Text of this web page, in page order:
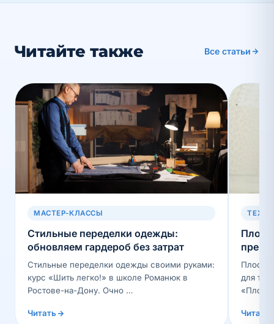
Читайте также Все статьи
МАСТЕР-КЛАССЫ
Стильные переделки одежды:
обновляем гардероб без затрат
Стильные переделки одежды своими руками:
курс «Шить легко!» в школе Романюк в
Ростове-на-Дону. Очно …
Читать
для
Читать